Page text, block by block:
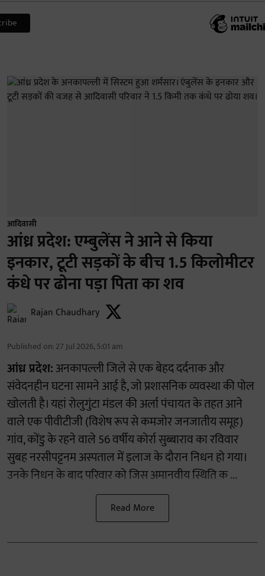
आदिवासी
आंध्र प्रदेश: एम्बुलेंस ने आने से किया
इनकार, टूटी सड़कों के बीच 1.5 किलोमीटर
कंधे पर ढोना पड़ा पिता का शव
Rajan Chaudhary
Published on: 27 Jul 2026, 5:01 am
आंध्र प्रदेश:अनकापल्ली जिले से एक बेहद दर्दनाक और
संवेदनहीन घटना सामने आई है, जो प्रशासनिक व्यवस्था की पोल
खोलती है। यहां रोलुगुंटा मंडल की अर्ला पंचायत के तहत आने
वाले एक पीवीटीजी (विशेष रूप से कमजोर जनजातीय समूह)
गांव, कोंडु के रहने वाले 56 वर्षीय कोर्रा सुब्बाराव का रविवार
सुबह नरसीपट्टनम अस्पताल में इलाज के दौरान निधन हो गया।
उनके निधन के बाद परिवार को जिस अमानवीय स्थिति क ...
Read More